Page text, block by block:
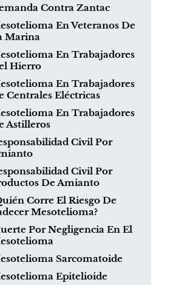
Contra Zantac
En Veteranos De
Marina
En Trabajadores
Hierro
En Trabajadores
Centrales Eléctricas
En Trabajadores
Astilleros
Civil Por
Civil Por
De Amianto
Corre El Riesgo De
Mesotelioma?
Por Negligencia En El
Sarcomatoide
Epitelioide